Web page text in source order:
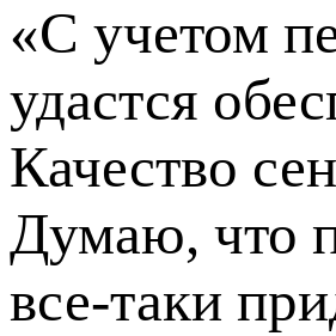
«С учетом
удастся
Качество
Думаю, что
все-таки